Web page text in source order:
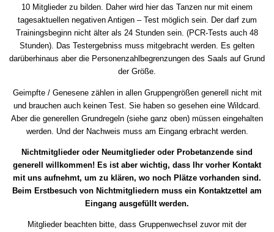
10 Mitglieder zu bilden. Daher wird hier das Tanzen nur mit einem
tagesaktuellen negativen Antigen – Test möglich sein. Der darf zum
Trainingsbeginn nicht älter als 24 Stunden sein. (PCR-Tests auch 48
Stunden). Das Testergebniss muss mitgebracht werden. Es gelten
darüberhinaus aber die Personenzahlbegrenzungen des Saals auf Grund
der Größe.
Geimpfte / Genesene zählen in allen Gruppengrößen generell nicht mit
und brauchen auch keinen Test. Sie haben so gesehen eine Wildcard.
Aber die generellen Grundregeln (siehe ganz oben) müssen eingehalten
werden. Und der Nachweis muss am Eingang erbracht werden.
Nichtmitglieder oder Neumitglieder oder Probetanzende sind
generell willkommen! Es ist aber wichtig, dass Ihr vorher Kontakt
mit uns aufnehmt, um zu klären, wo noch Plätze vorhanden sind.
Beim Erstbesuch von Nichtmitgliedern muss ein Kontaktzettel am
Eingang ausgefüllt werden.
Mitglieder beachten bitte, dass Gruppenwechsel zuvor mit der